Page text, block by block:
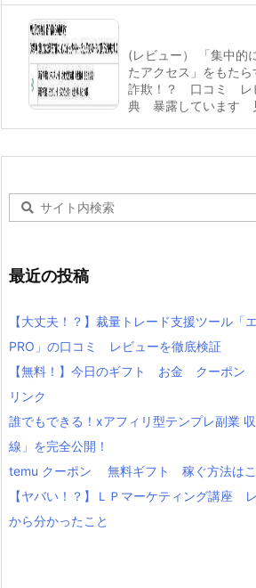
(レビュー） 「集中的
たアクセス」をもた
詐欺！？ 口コミ
典 暴露しています
最近の投稿
【大丈夫！？】裁量トレード支援ツール「
PRO」の口コミ レビューを徹底検証
【無料！】今日のギフト お金 クーポ
リンク
誰でもできる！xアフィリ型テンプレ副業
線」を完全公開！
temu クーポン 無料ギフト 稼ぐ方法はこ
【ヤバい！？】ＬＰマーケティング講
から分かったこと